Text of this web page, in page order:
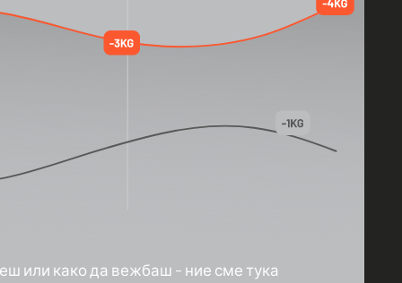
или како да вежбаш – ние сме тука